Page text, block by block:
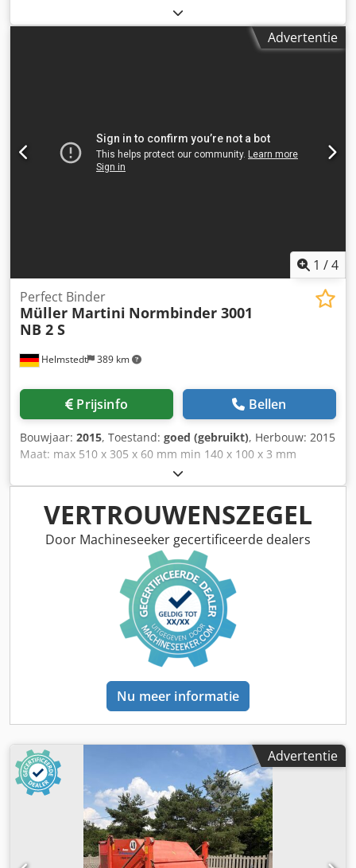
max 60 mm; min 3 mm Omslagformaat: max 642 mm; min
203 mm Uitvoer: max 12.000 c/h Uitrusting
Verzamelmachine - 15 stations - 15 vultrechters 201 S -
Advertentie
1 /4
Helmstedt 389 km
Perfect Binder
Müller Martini Normbinder 3001
NB 2 S
Prijsinfo Bellen
Bouwjaar: 2015, Toestand: goed (gebruikt), Herbouw: 2015
Maat: max 510 x 305 x 60 mm min 140 x 100 x 3 mm
Dekkingsgrootte: max. 640 mm min 203 mm Snelheid max:
10.000 c/h Uitrusting verzamelmachine: 18
aanvoertoestellen 210 Besturingselementen: missende en
dubbele plaatcontrole Dcjdpod Afayofx Af Sek
tussenliggende elementen: spiraalvormige race weg
jogging-element perfect bindmiddel: 20 klemmen
klemsteek 24" frees- en opruwstation hotmelt
ruggengraatlijmmachine hotmeltzijde lijmeenheid 2
premelters S-stroomafsluiter S dekkingsknipper- en
VERTROUWENSZEGEL
Door Machineseeker gecertificeerde dealers
Nu meer informatie
Advertentie